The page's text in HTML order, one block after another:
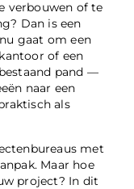
verbouwen of te
Dan is een
gaat om een
of een
pand —
naar een
als
met
Maar hoe
project? In dit